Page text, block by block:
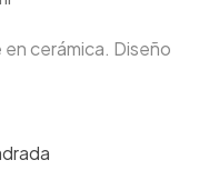
cerámica. Diseño